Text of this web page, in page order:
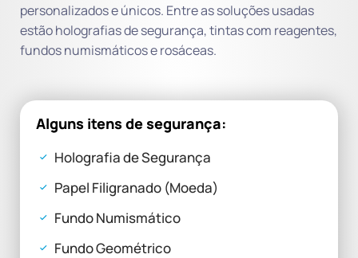
personalizados e únicos. Entre as soluções usadas
estão holografias de segurança, tintas com reagentes,
fundos numismáticos e rosáceas.
Alguns itens de segurança:
Holografia de Segurança
Papel Filigranado (Moeda)
Fundo Numismático
Fundo Geométrico